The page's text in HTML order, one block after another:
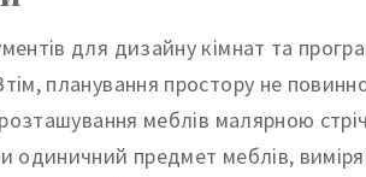
для дизайну кімнат та
планування простору не
розташування меблів малярною
предмет меблів,